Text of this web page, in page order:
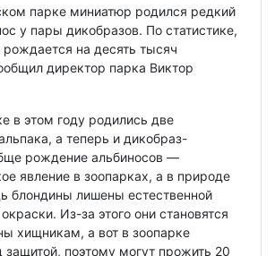
парке миниатюр родился редкий
у пары дикобразов. По статистике,
рождается на десять тысяч
директор парка Виктор
в этом году родились две
а теперь и дикобраз-
рождение альбиносов —
явление в зоопарках, а в природе
блондины лишены естественной
Из-за этого они становятся
хищникам, а вот в зоопарке
защитой, поэтому могут прожить 20